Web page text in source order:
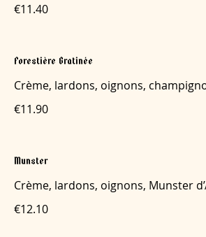
€11.40
Forestière Gratinée
Crème, lardons, oignons,
€11.90
Munster
Crème, lardons, oignons, Munster
€12.10